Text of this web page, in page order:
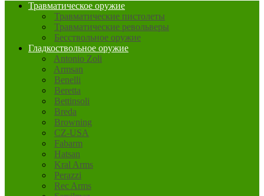
Травматическое оружие
Травматические пистолеты
Травматические револьверы
Бесствольное оружие
Гладкоствольное оружие
Antonio Zoli
Armsan
Benelli
Beretta
Bettinsoli
Breda
Browning
CZ-USA
Fabarm
Hatsan
Kral Arms
Perazzi
Rec Arms